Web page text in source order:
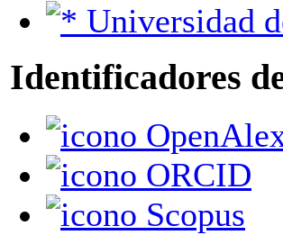
Universidad
Identificadores
ORCID
Scopus